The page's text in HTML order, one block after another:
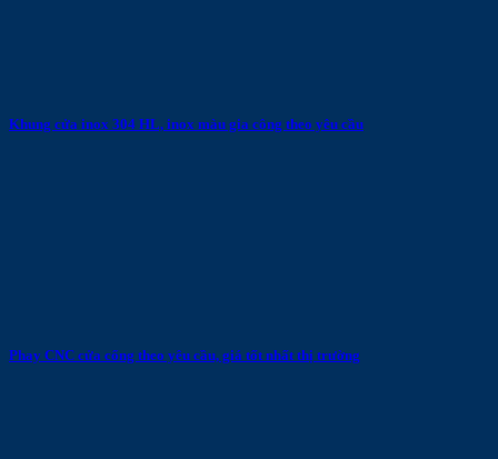
Khung cửa inox 304 HL, inox màu gia công theo yêu cầu
Phay CNC cửa cổng theo yêu cầu, giá tốt nhất thị trường